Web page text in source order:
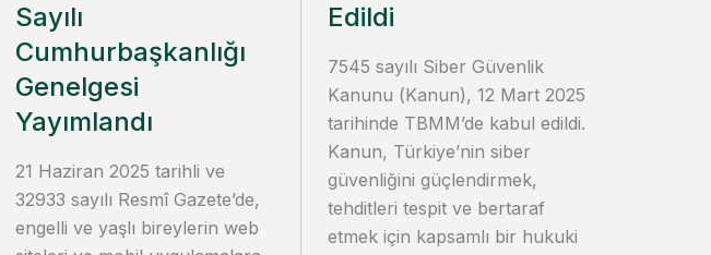
Sayılı
Cumhurbaşkanlığı
Genelgesi
Yayımlandı
21 Haziran 2025 tarihli ve
32933 sayılı Resmî Gazete’de,
engelli ve yaşlı bireylerin web
Edildi
7545 sayılı Siber Güvenlik
Kanunu (Kanun), 12 Mart 2025
tarihinde TBMM’de kabul edildi.
Kanun, Türkiye’nin siber
güvenliğini güçlendirmek,
tehditleri tespit ve bertaraf
etmek için kapsamlı bir hukuki